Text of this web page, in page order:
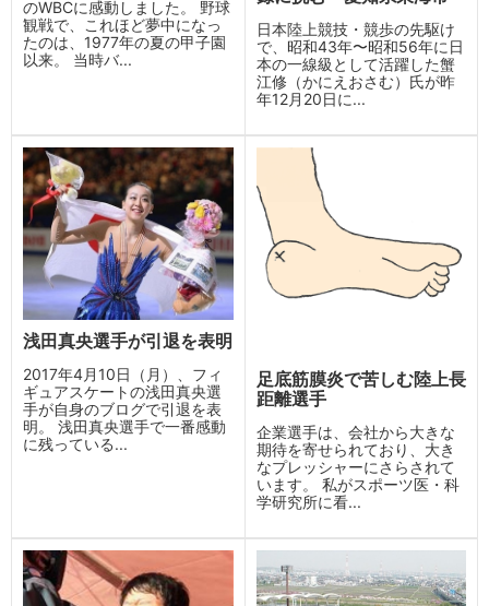
のWBCに感動しました。 野球
観戦で、これほど夢中になっ
たのは、1977年の夏の甲子園
以来。 当時バ...
日本陸上競技・競歩の先駆け
で、昭和43年〜昭和56年に日
本の一線級として活躍した蟹
江修（かにえおさむ）氏が昨
年12月20日に...
浅田真央選手が引退を表明
2017年4月10日（月）、フィ
ギュアスケートの浅田真央選
手が自身のブログで引退を表
明。 浅田真央選手で一番感動
に残っている...
足底筋膜炎で苦しむ陸上長
距離選手
企業選手は、会社から大きな
期待を寄せられており、大き
なプレッシャーにさらされて
います。 私がスポーツ医・科
学研究所に看...